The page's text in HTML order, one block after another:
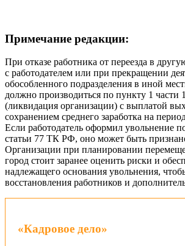
Примечание редакции:
При отказе работника от переезда в
с работодателем или при прекращении
обособленного подразделения в иной
должно производиться по пункту 1 части
(ликвидация организации) с выплатой
сохранением среднего заработка на
Если работодатель оформил увольнение
статьи 77 ТК РФ, оно может быть
Организации при планировании
город стоит заранее оценить риски и
надлежащего основания увольнения,
восстановления работников и
«Кадровое дело»